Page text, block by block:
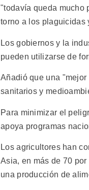
"todavía queda mucho
torno a los plaguicidas
Los gobiernos y la
pueden utilizarse de
Añadió que una
sanitarios y
Para minimizar el
apoya programas
Los agricultores han
Asia, en más de 70
una producción de